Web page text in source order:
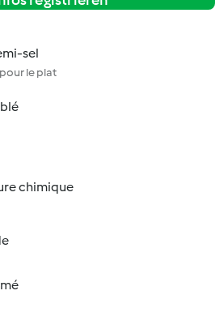
sel
le plat
chimique